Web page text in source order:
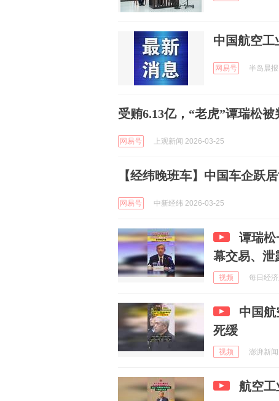
中国航空工
网易号 半岛晨
受贿6.13亿，“老虎”谭瑞松
网易号 上观新闻 2026-03-25
【经纬晚班车】中国车企跃
网易号 中新经纬 2026-03-25
谭瑞松
幕交易、泄
视频 每日经
中国
死缓
视频 澎湃新
航空工